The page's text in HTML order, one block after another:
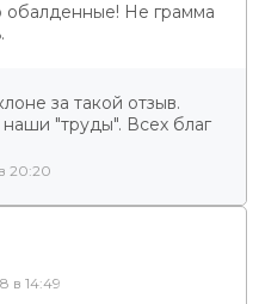
обалденные! Не грамма
за такой отзыв.
"труды". Всех благ
20:20
в 14:49